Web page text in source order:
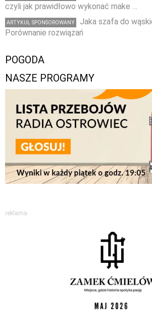
czyli jak prawidłowo wykonać make …
ARTYKUŁ SPONSOROWANY
Jaka szafa do
Porównanie rozwiązań
POGODA
NASZE PROGRAMY
reklama